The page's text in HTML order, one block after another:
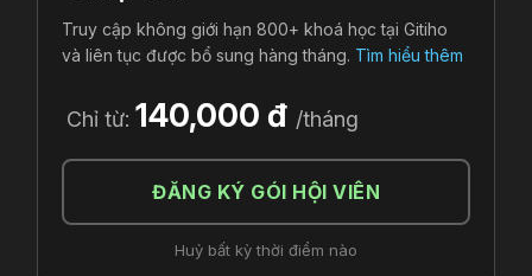
Truy cập không giới hạn 800+ khoá học tại Gitiho
và liên tục được bổ sung hàng tháng. Tìm hiểu thêm
Chỉ từ: 140,000 đ /tháng
ĐĂNG KÝ GÓI HỘI VIÊN
Huỷ bất kỳ thời điểm nào